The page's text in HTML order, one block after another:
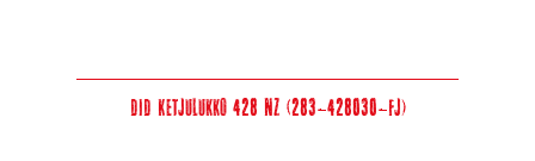
DID Ketjulukko 428 NZ (283-428030-FJ)